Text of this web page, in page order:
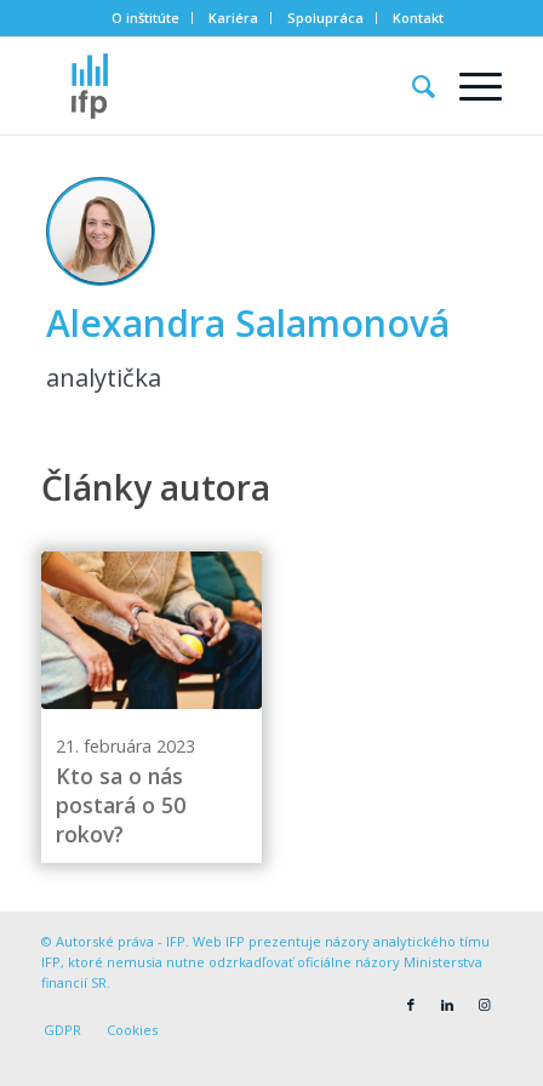
O inštitúte Kariéra Spolupráca Kontakt
Alexandra Salamonová
analytička
Články autora
21. februára 2023
Kto sa o nás
postará o 50
rokov?
© Autorské práva - IFP. Web IFP prezentuje názory analytického tímu
IFP, ktoré nemusia nutne odzrkadľovať oficiálne názory Ministerstva
financií SR.
GDPR Cookies